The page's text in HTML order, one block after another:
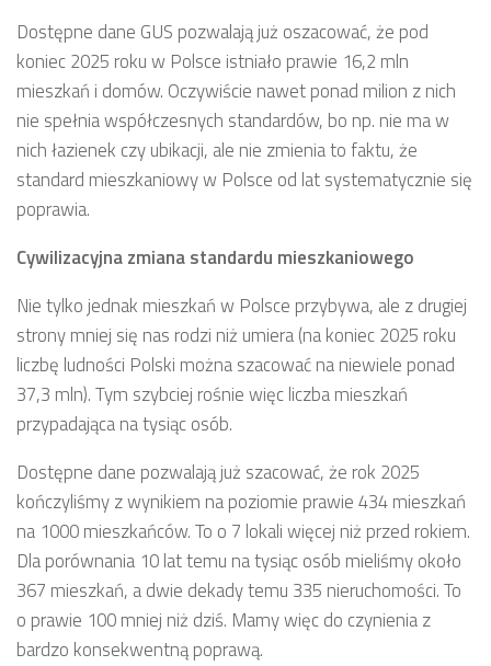
Dostępne dane GUS pozwalają już oszacować, że pod
koniec 2025 roku w Polsce istniało prawie 16,2 mln
mieszkań i domów. Oczywiście nawet ponad milion z nich
nie spełnia współczesnych standardów, bo np. nie ma w
nich łazienek czy ubikacji, ale nie zmienia to faktu, że
standard mieszkaniowy w Polsce od lat systematycznie się
poprawia.
Cywilizacyjna zmiana standardu mieszkaniowego
Nie tylko jednak mieszkań w Polsce przybywa, ale z drugiej
strony mniej się nas rodzi niż umiera (na koniec 2025 roku
liczbę ludności Polski można szacować na niewiele ponad
37,3 mln). Tym szybciej rośnie więc liczba mieszkań
przypadająca na tysiąc osób.
Dostępne dane pozwalają już szacować, że rok 2025
kończyliśmy z wynikiem na poziomie prawie 434 mieszkań
na 1000 mieszkańców. To o 7 lokali więcej niż przed rokiem.
Dla porównania 10 lat temu na tysiąc osób mieliśmy około
367 mieszkań, a dwie dekady temu 335 nieruchomości. To
o prawie 100 mniej niż dziś. Mamy więc do czynienia z
bardzo konsekwentną poprawą.